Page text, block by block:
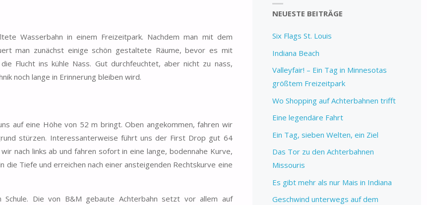
Wasserbahn in einem Freizeitpark. Nachdem man mit dem
man zunächst einige schön gestaltete Räume, bevor es mit
Flucht ins kühle Nass. Gut durchfeuchtet, aber nicht zu nass,
noch lange in Erinnerung bleiben wird.
auf eine Höhe von 52 m bringt. Oben angekommen, fahren wir
stürzen. Interessanterweise führt uns der First Drop gut 64
nach links ab und fahren sofort in eine lange, bodennahe Kurve,
Tiefe und erreichen nach einer ansteigenden Rechtskurve eine
Die von B&M gebaute Achterbahn setzt vor allem auf
NEUESTE BEITRÄGE
Six Flags St. Louis
Indiana Beach
Valleyfair! – Ein Tag in Minnesotas
größtem Freizeitpark
Wo Shopping auf Achterbahnen trifft
Eine legendäre Fahrt
Ein Tag, sieben Welten, ein Ziel
Das Tor zu den Achterbahnen
Missouris
Es gibt mehr als nur Mais in Indiana
Geschwind unterwegs auf dem